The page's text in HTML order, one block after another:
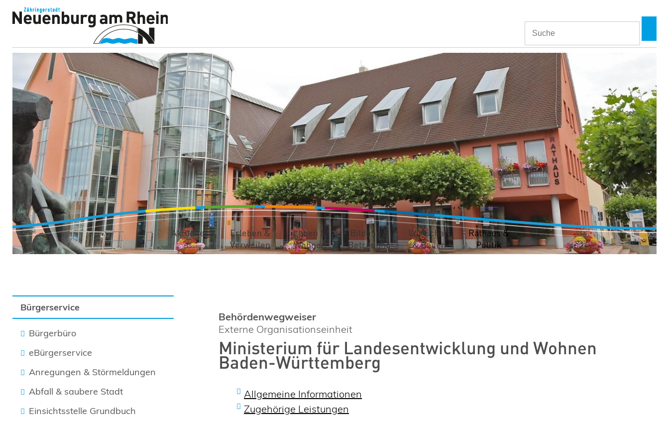
Aktuelles
Erleben &
Verweilen
Leben &
Wohnen
Bildung &
Betreuung
Wirtschaft
& Bauen
Rathaus &
Politik
Bürgerservice
Bürgerbüro
eBürgerservice
Anregungen & Störmeldungen
Abfall & saubere Stadt
Einsichtsstelle Grundbuch
Behördenwegweiser
Externe Organisationseinheit
Ministerium für Landesentwicklung und Wohnen
Baden-Württemberg
Allgemeine Informationen
Zugehörige Leistungen